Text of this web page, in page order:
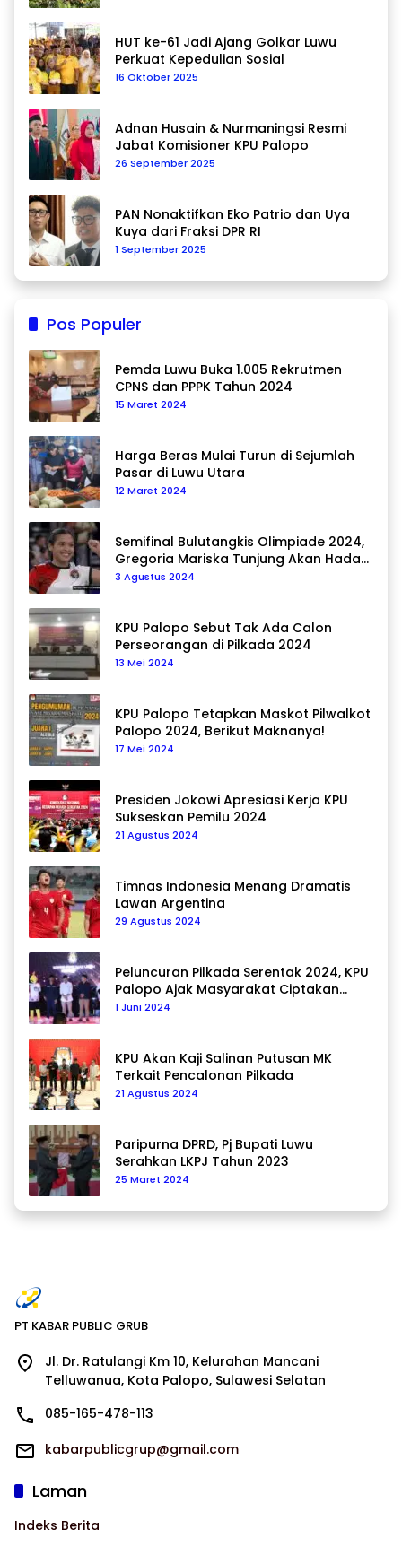
HUT ke-61 Jadi Ajang Golkar Luwu
Perkuat Kepedulian Sosial
16 Oktober 2025
Adnan Husain & Nurmaningsi Resmi
Jabat Komisioner KPU Palopo
26 September 2025
PAN Nonaktifkan Eko Patrio dan Uya
Kuya dari Fraksi DPR RI
1 September 2025
Pos Populer
Pemda Luwu Buka 1.005 Rekrutmen
CPNS dan PPPK Tahun 2024
15 Maret 2024
Harga Beras Mulai Turun di Sejumlah
Pasar di Luwu Utara
12 Maret 2024
Semifinal Bulutangkis Olimpiade 2024,
Gregoria Mariska Tunjung Akan Hadapi
Pemain Asal Korea Selatan
3 Agustus 2024
KPU Palopo Sebut Tak Ada Calon
Perseorangan di Pilkada 2024
13 Mei 2024
KPU Palopo Tetapkan Maskot Pilwalkot
Palopo 2024, Berikut Maknanya!
17 Mei 2024
Presiden Jokowi Apresiasi Kerja KPU
Sukseskan Pemilu 2024
21 Agustus 2024
Timnas Indonesia Menang Dramatis
Lawan Argentina
29 Agustus 2024
Peluncuran Pilkada Serentak 2024, KPU
Palopo Ajak Masyarakat Ciptakan
Pilkada Damai
1 Juni 2024
KPU Akan Kaji Salinan Putusan MK
Terkait Pencalonan Pilkada
21 Agustus 2024
Paripurna DPRD, Pj Bupati Luwu
Serahkan LKPJ Tahun 2023
25 Maret 2024
PT KABAR PUBLIC GRUB
Jl. Dr. Ratulangi Km 10, Kelurahan Mancani
Telluwanua, Kota Palopo, Sulawesi Selatan
085-165-478-113
kabarpublicgrup@gmail.com
Laman
Indeks Berita